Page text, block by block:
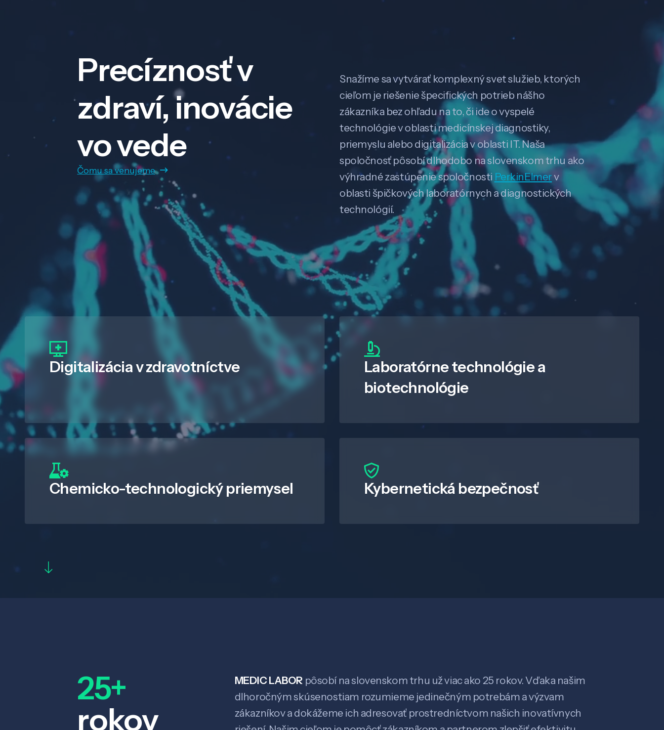
Precíznosť v
zdraví, inovácie
vo vede
Čomu sa venujeme
Snažíme sa vytvárať komplexný svet služieb, ktorých
cieľom je riešenie špecifických potrieb nášho
zákazníka bez ohľadu na to, či ide o vyspelé
technológie v oblasti medicínskej diagnostiky,
priemyslu alebo digitalizácia v oblasti IT. Naša
spoločnosť pôsobí dlhodobo na slovenskom trhu ako
výhradné zastúpenie spoločnosti PerkinElmerv
oblasti špičkových laboratórnych a diagnostických
technológií.
Digitalizáciav zdravotníctve
Laboratórne technológie a
biotechnológie
Chemicko-technologický priemysel Kybernetická bezpečnosť
25+
rokov
MEDIC LABOR pôsobí na slovenskom trhu už viac ako 25 rokov. Vďaka našim
dlhoročným skúsenostiam rozumieme jedinečným potrebám a výzvam
zákazníkov a dokážeme ich adresovať prostredníctvom našich inovatívnych